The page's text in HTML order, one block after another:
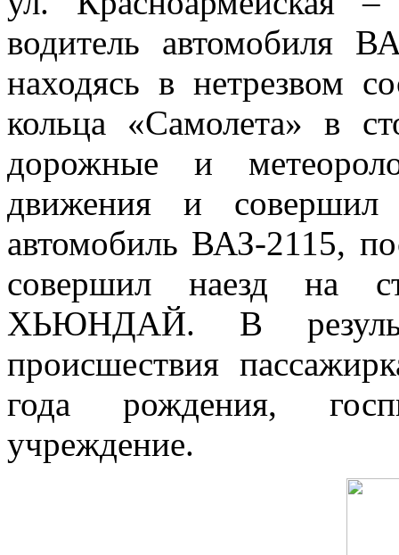
водитель автомобиля
находясь в нетрезвом
кольца «Самолета» в
дорожные и
движения и
автомобиль ВАЗ-2115,
совершил наезд на
ХЬЮНДАЙ. В
происшествия
года рождения,
учреждение.